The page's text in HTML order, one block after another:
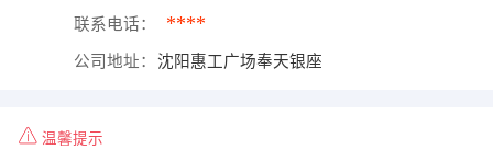
联系电话： ****
公司地址： 沈阳惠工广场奉天银座
温馨提示